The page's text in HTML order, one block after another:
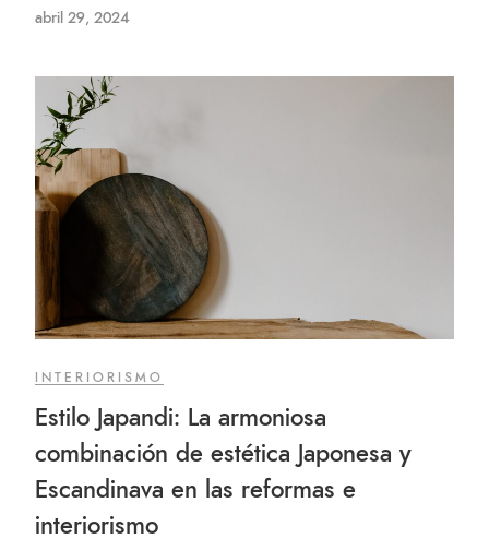
abril 29, 2024
INTERIORISMO
Estilo Japandi: La armoniosa
combinación de estética Japonesa y
Escandinava en las reformas e
interiorismo